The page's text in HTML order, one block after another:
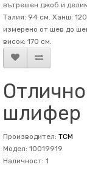
вътрешен джоб и
Талия: 94 см. Ханш:
измерено от шев до
висок: 170 см.
шлифер
Производител: TCM
Модел: 10019919
Наличност: 1